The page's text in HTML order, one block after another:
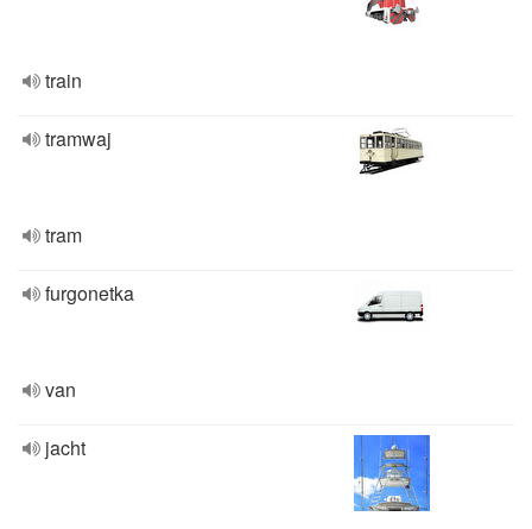
train
tramwaj
tram
furgonetka
van
jacht